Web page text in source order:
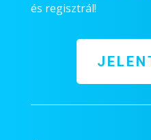
és regisztrál!